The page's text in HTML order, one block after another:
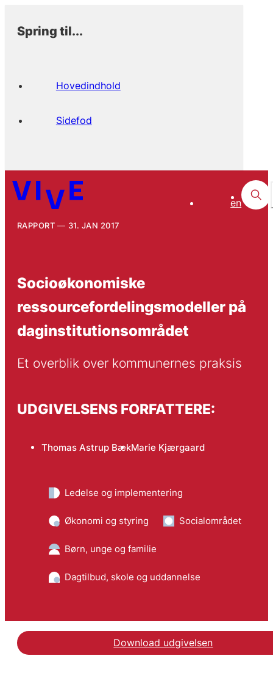
Spring til...
Hovedindhold
Sidefod
en
RAPPORT 31. JAN 2017
Socioøkonomiske
ressourcefordelingsmodeller på
daginstitutionsområdet
Et overblik over kommunernes praksis
UDGIVELSENS FORFATTERE:
Thomas Astrup BækMarie Kjærgaard
Ledelse og implementering
Økonomi og styring Socialområdet
Børn, unge og familie
Dagtilbud, skole og uddannelse
Download udgivelsen